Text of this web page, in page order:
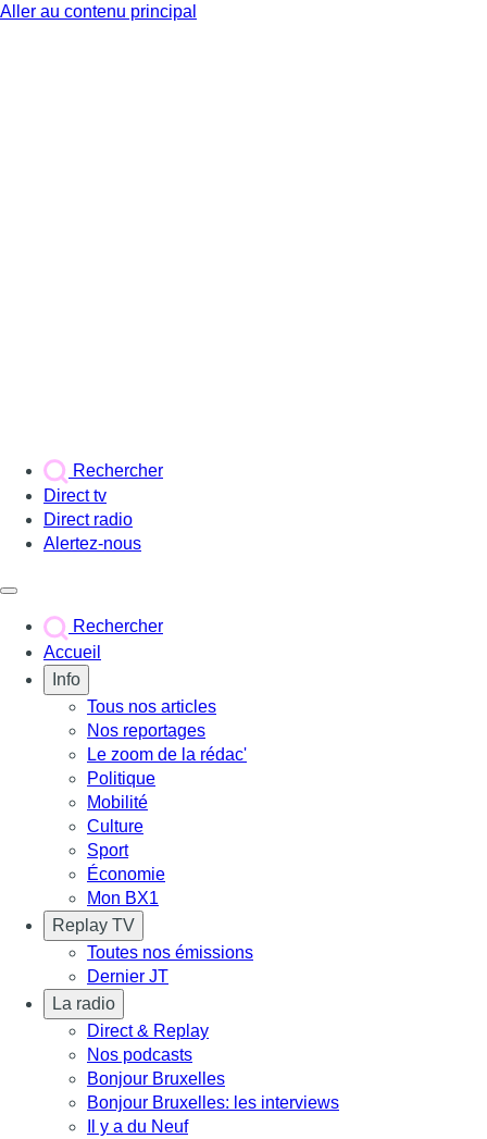
Aller au contenu principal
Rechercher
Direct tv
Direct radio
Alertez-nous
Rechercher
Accueil
Info
Tous nos articles
Nos reportages
Le zoom de la rédac'
Politique
Mobilité
Culture
Sport
Économie
Mon BX1
Replay TV
Toutes nos émissions
Dernier JT
La radio
Direct & Replay
Nos podcasts
Bonjour Bruxelles
Bonjour Bruxelles: les interviews
Il y a du Neuf